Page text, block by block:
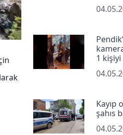
1 kişiyi
Kayıp
şahıs